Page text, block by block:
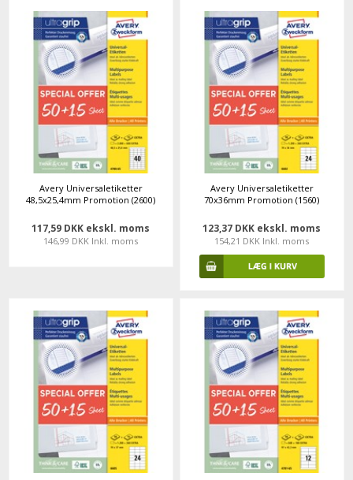
Avery Universaletiketter
48,5x25,4mm Promotion (2600)
117,59 DKK ekskl. moms
146,99 DKK Inkl. moms
Avery Universaletiketter
70x36mm Promotion (1560)
123,37 DKK ekskl. moms
154,21 DKK Inkl. moms